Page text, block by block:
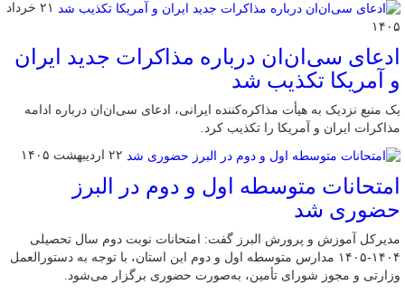
۲۱ خرداد
۱۴۰۵
ادعای سی‌ان‌ان درباره مذاکرات جدید ایران
و آمریکا تکذیب شد
یک منبع نزدیک به هیأت مذاکره‌کننده ایرانی، ادعای سی‌ان‌ان درباره ادامه
مذاکرات ایران و آمریکا را تکذیب کرد.
۲۲ اردیبهشت ۱۴۰۵
امتحانات متوسطه اول و دوم در البرز
حضوری شد
مدیرکل آموزش و پرورش البرز گفت: امتحانات نوبت دوم سال تحصیلی
۱۴۰۴-۱۴۰۵ مدارس متوسطه اول و دوم این استان، با توجه به دستورالعمل
وزارتی و مجوز شورای تأمین، به‌صورت حضوری برگزار می‌شود.